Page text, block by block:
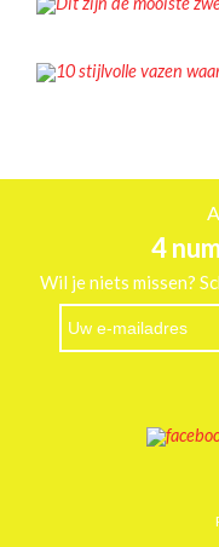
4
Wil je niets missen?